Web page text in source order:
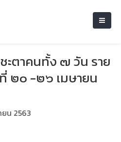
ะตาคนทั้ง ๗ วัน ราย
๒๐ -๒๖ เมษายน
ยน 2563